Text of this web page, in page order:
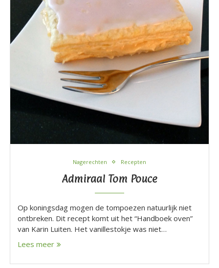
Nagerechten Recepten
Admiraal Tom Pouce
Op koningsdag mogen de tompoezen natuurlijk niet
ontbreken. Dit recept komt uit het “Handboek oven”
van Karin Luiten. Het vanillestokje was niet…
Lees meer